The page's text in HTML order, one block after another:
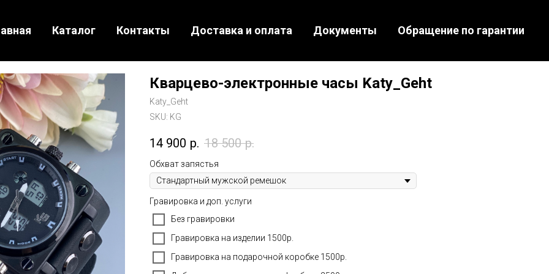
Каталог Контакты Доставка и оплата Документы Обращение по гарантии
Кварцево-электронные часы Katy_Geht
Katy_Geht
SKU: KG
14 900 р. 18 500 р.
Обхват запястья
Гравировка и доп. услуги
Без гравировки
Гравировка на изделии 1500р.
Гравировка на подарочной коробке 1500р.